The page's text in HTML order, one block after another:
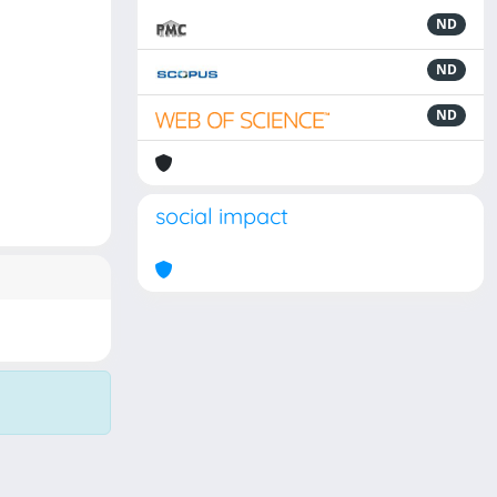
ND
ND
ND
social impact